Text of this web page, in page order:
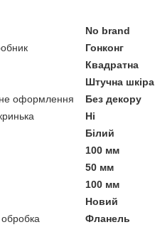
No brand
Гонконг
Квадратна
Штучна шкіра
оформлення
Без декору
Ні
Білий
100 мм
50 мм
100 мм
Новий
Фланель